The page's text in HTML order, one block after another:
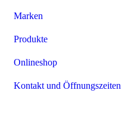
Marken
Produkte
Onlineshop
Kontakt und Öffnungszeiten